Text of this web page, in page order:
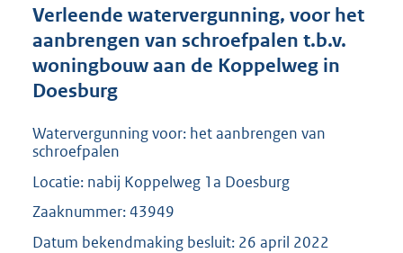
r
o
t
2
9
Verleende watervergunning, voor het
aanbrengen van schroefpalen t.b.v.
woningbouw aan de Koppelweg in
Doesburg
Watervergunning voor: het aanbrengen van
schroefpalen
Locatie: nabij Koppelweg 1a Doesburg
Zaaknummer: 43949
Datum bekendmaking besluit: 26 april 2022